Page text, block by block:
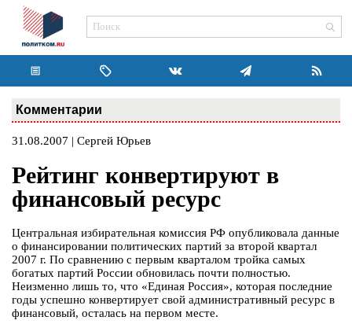
Комментарии
31.08.2007 | Сергей Юрьев
Рейтинг конвертируют в
финансовый ресурс
Центральная избирательная комиссия РФ опубликовала данные
о финансировании политических партий за второй квартал
2007 г. По сравнению с первым кварталом тройка самых
богатых партий России обновилась почти полностью.
Неизменно лишь то, что «Единая Россия», которая последние
годы успешно конвертирует свой административный ресурс в
финансовый, осталась на первом месте.